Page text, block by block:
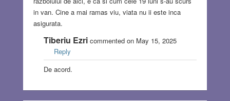
in van. Cine a mai ramas viu, viata nu ii este inca
asigurata.
Tiberiu Ezricommented on May 15, 2025
Reply
De acord.